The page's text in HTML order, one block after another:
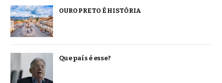
OURO PRETO É HISTÓRIA
Que país é esse?